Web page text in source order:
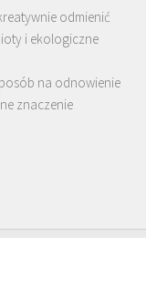
odmienić
i ekologiczne
na odnowienie
znaczenie